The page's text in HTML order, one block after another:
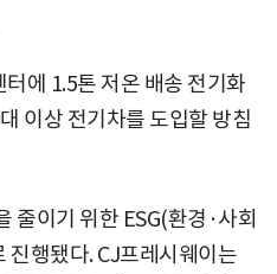
에 1.5톤 저온 배송 전기화
이상 전기차를 도입할 방침
줄이기 위한 ESG(환경·사회
진행됐다. CJ프레시웨이는